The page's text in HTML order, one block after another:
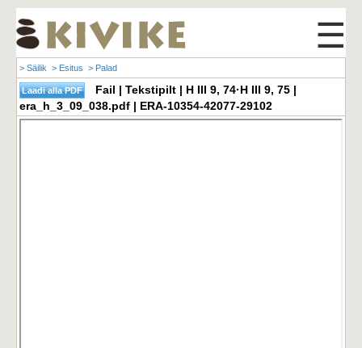
☰
> Säilik > Esitus > Palad
Fail | Tekstipilt | H III 9, 74·H III 9, 75 |
era_h_3_09_038.pdf | ERA-10354-42077-29102